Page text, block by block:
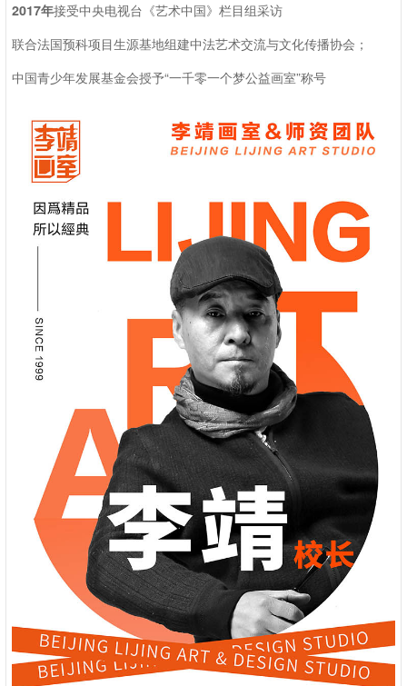
2017年接受中央电视台《艺术中国》栏目组采访
联合法国预科项目生源基地组建中法艺术交流与文化传播协会；
中国青少年发展基金会授予“一千零一个梦公益画室”称号